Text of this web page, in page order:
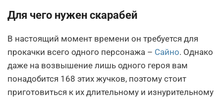
Для чего нужен скарабей
В настоящий момент времени он требуется для
прокачки всего одного персонажа – Сайно. Однако
даже на возвышение лишь одного героя вам
понадобится 168 этих жучков, поэтому стоит
приготовиться к их длительному и изнурительному